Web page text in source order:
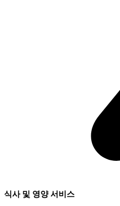
식사 및 영양 서비스